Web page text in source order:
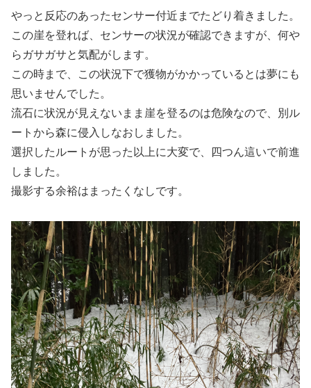
やっと反応のあったセンサー付近までたどり着きました。
この崖を登れば、センサーの状況が確認できますが、何や
らガサガサと気配がします。
この時まで、この状況下で獲物がかかっているとは夢にも
思いませんでした。
流石に状況が見えないまま崖を登るのは危険なので、別ル
ートから森に侵入しなおしました。
選択したルートが思った以上に大変で、四つん這いで前進
しました。
撮影する余裕はまったくなしです。